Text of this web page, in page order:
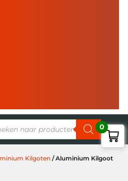
Kilgoten / Aluminium Kilgoot
0